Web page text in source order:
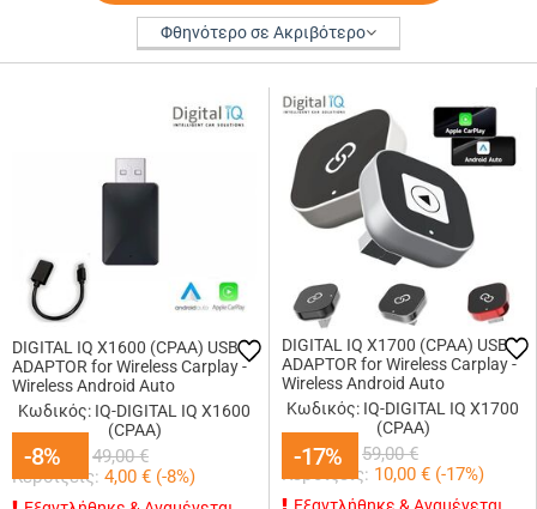
Φθηνότερο σε Ακριβότερο
-8%
DIGITAL IQ X1600 (CPAA) USB
ADAPTOR for Wireless Carplay -
Wireless Android Auto
Κωδικός: IQ-DIGITAL IQ X1600
(CPAA)
45,00 49,00 €
Κερδίζεις: 4,00 € (-8%)
-8% -17%
DIGITAL IQ X1700 (CPAA) USB
ADAPTOR for Wireless Carplay -
Wireless Android Auto
Κωδικός: IQ-DIGITAL IQ X1700
(CPAA)
49,00€ 59,00 €
Κερδίζεις: 10,00 € (-17%)
-17%